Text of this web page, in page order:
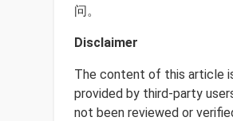
问。
Disclaimer
The content of this article
provided by third-party
not been reviewed or